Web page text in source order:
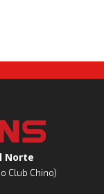
Norte
Club Chino)